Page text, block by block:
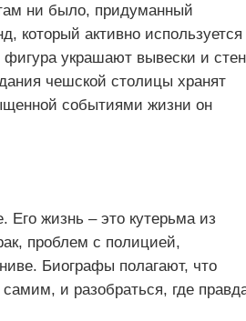
ни было, придуманный
который активно используется
фигура украшают вывески и
чешской столицы хранят
событиями жизни он
Его жизнь – это кутерьма из
проблем с полицией,
Биографы полагают, что
и разобраться, где